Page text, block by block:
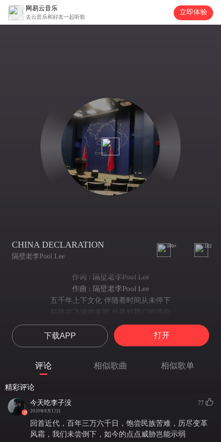
网易云音乐
去云音乐和好友一起听歌
立即体验
CHINA DECLARATION
隔壁老李Pool Lee
999+ 162
作词 : 隔壁老李Pool Lee
作曲 : 隔壁老李Pool Lee
五千年上下文化 伴随着时间从未停下
科技在飞速的发展 外界对我们的评价
祖国母亲足够强大保护我不受欺负
成立后新中国改革开放走好每一步
一步一个脚印 在大步向前迈
We are champions 这里是China
有足够文化底蕴 在这片大地洒满
我们拥有大国的气度不代表你可以不尊重
想阻碍我们的发展这一定不轻松 wow boom
下载APP 打开
评论 相似歌曲 相似歌单
精彩评论
今天吃李子没
2020年8月12日
77
回首近代，百年三万六千日，饱尝民族苦难，历尽变革
风霜，我们未尝倒下，如今的点点威胁岂能示弱